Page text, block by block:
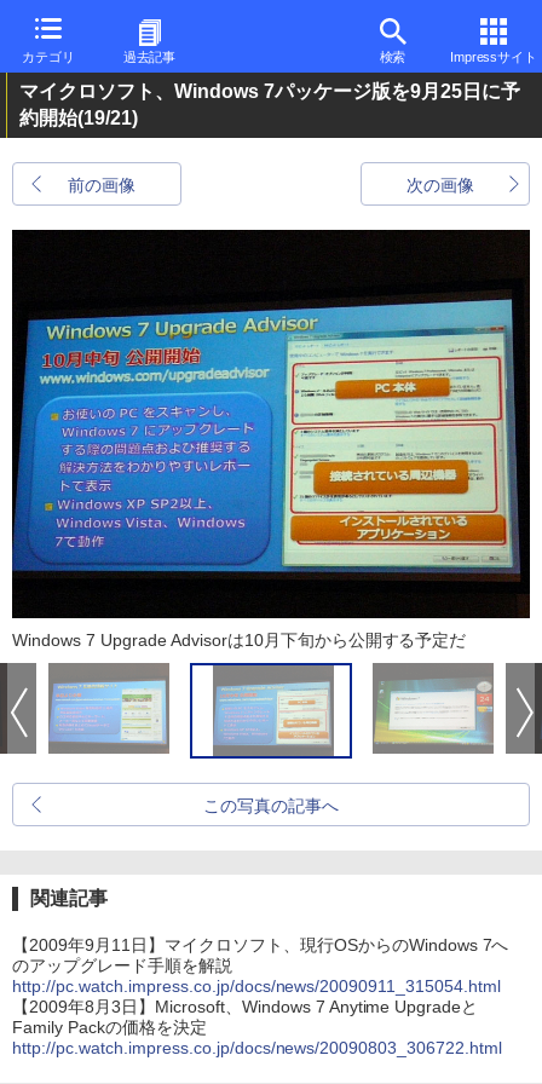
カテゴリ 過去記事 検索 Impressサイト
マイクロソフト、Windows 7パッケージ版を9月25日に予
約開始(19/21)
前の画像 次の画像
Windows 7 Upgrade Advisorは10月下旬から公開する予定だ
この写真の記事へ
関連記事
【2009年9月11日】マイクロソフト、現行OSからのWindows 7へ
のアップグレード手順を解説
http://pc.watch.impress.co.jp/docs/news/20090911_315054.html
【2009年8月3日】Microsoft、Windows 7 Anytime Upgradeと
Family Packの価格を決定
http://pc.watch.impress.co.jp/docs/news/20090803_306722.html